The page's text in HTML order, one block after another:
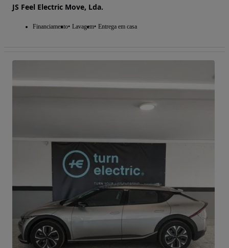
JS Feel Electric Move, Lda.
Financiamento Lavagem Entrega em casa